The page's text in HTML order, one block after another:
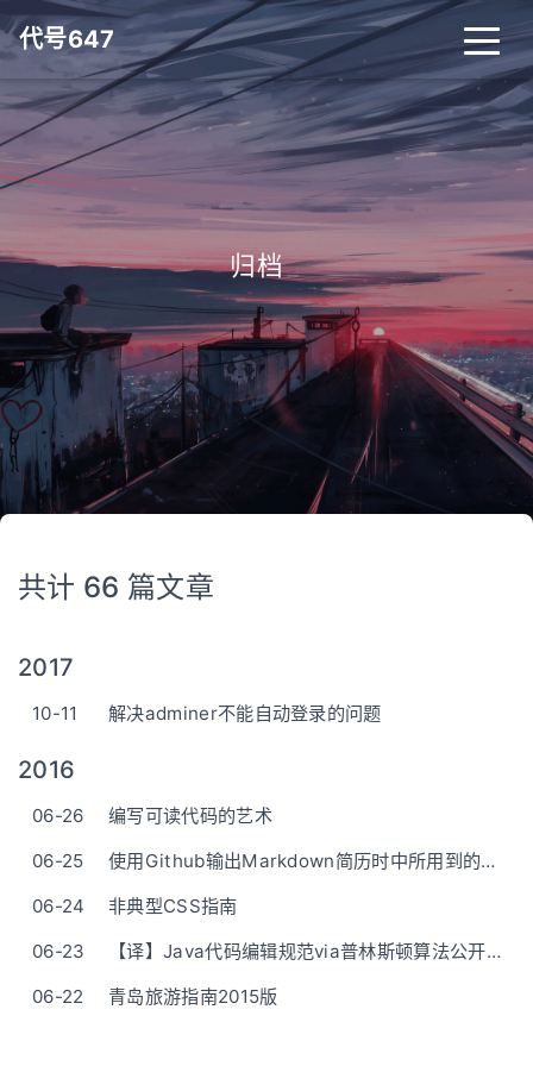
代号647
归档_
共计 66 篇文章
2017
10-11 解决adminer不能自动登录的问题
2016
06-26
编写可读代码的艺术
06-25
使用Github输出Markdown简历时中所用到的最简css
06-24
非典型CSS指南
06-23
【译】Java代码编辑规范via普林斯顿算法公开课
06-22
青岛旅游指南2015版